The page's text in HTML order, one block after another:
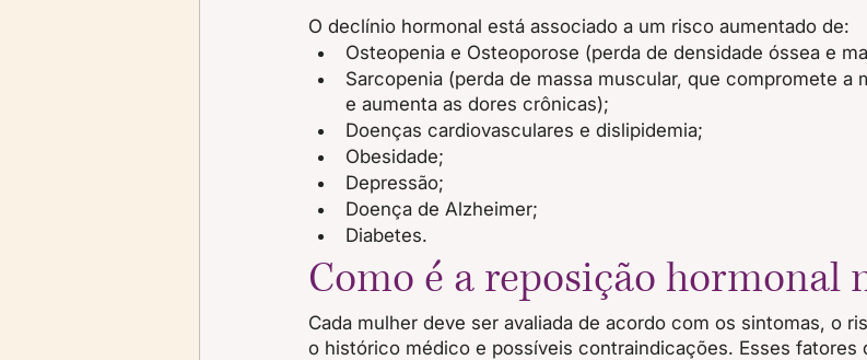
O declínio hormonal está associado a um risco aumentado de:
Osteopenia e Osteoporose (perda de densidade óssea e
Sarcopenia (perda de massa muscular, que compromete a
e aumenta as dores crônicas);
Doenças cardiovasculares e dislipidemia;
Obesidade;
Depressão;
Doença de Alzheimer;
Diabetes.
Como é a reposição hormonal
Cada mulher deve ser avaliada de acordo com os sintomas, o
o histórico médico e possíveis contraindicações. Esses fatores